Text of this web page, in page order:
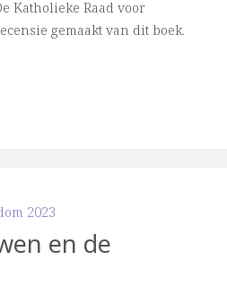
Katholieke Raad voor
gemaakt van dit boek.
2023
en de